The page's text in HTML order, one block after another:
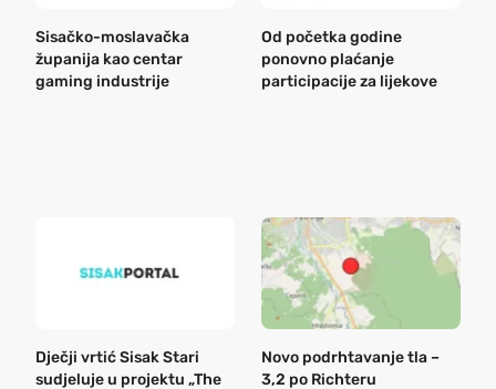
Sisačko-moslavačka
županija kao centar
gaming industrije
Od početka godine
ponovno plaćanje
participacije za lijekove
Dječji vrtić Sisak Stari
sudjeluje u projektu „The
Novo podrhtavanje tla –
3,2 po Richteru